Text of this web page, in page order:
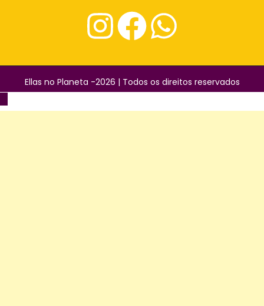
Ellas no Planeta -2026 | Todos os direitos reservados